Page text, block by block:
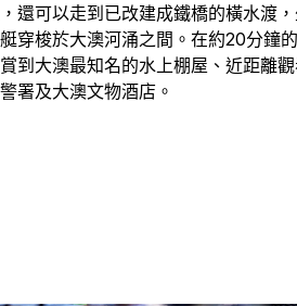
還可以走到已改建成鐵橋的橫水渡
穿梭於大澳河涌之間。在約20分鐘
到大澳最知名的水上棚屋、近距離
署及大澳文物酒店。